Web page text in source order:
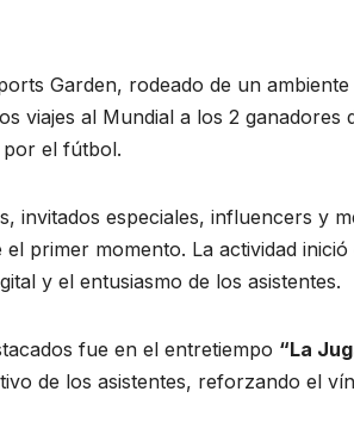
Garden, rodeado de un
viajes al Mundial a los 2
por el fútbol.
invitados especiales, influencers y
primer momento. La actividad
y el entusiasmo de los asistentes.
fue en el entretiempo “La
de los asistentes, reforzando el